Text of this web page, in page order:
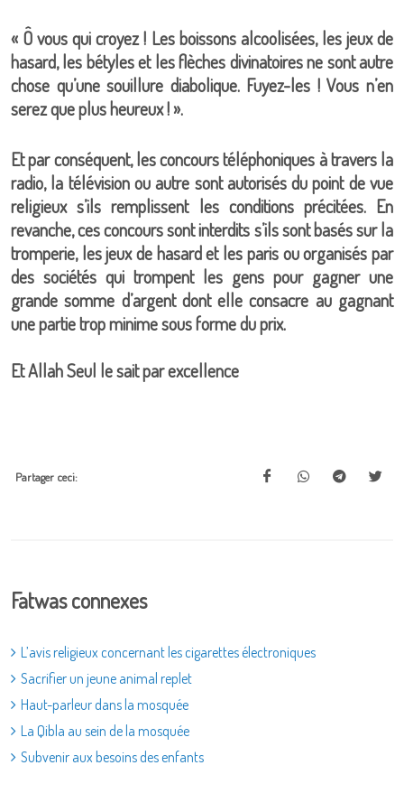
« Ô vous qui croyez ! Les boissons alcoolisées, les jeux de
hasard, les bétyles et les flèches divinatoires ne sont autre
chose qu’une souillure diabolique. Fuyez-les ! Vous n’en
serez que plus heureux ! ».
Et par conséquent, les concours téléphoniques à travers la
radio, la télévision ou autre sont autorisés du point de vue
religieux s’ils remplissent les conditions précitées. En
revanche, ces concours sont interdits s’ils sont basés sur la
tromperie, les jeux de hasard et les paris ou organisés par
des sociétés qui trompent les gens pour gagner une
grande somme d’argent dont elle consacre au gagnant
une partie trop minime sous forme du prix.
Et Allah Seul le sait par excellence
Partager ceci:
Fatwas connexes
L’avis religieux concernant les cigarettes électroniques
Sacrifier un jeune animal replet
Haut-parleur dans la mosquée
La Qibla au sein de la mosquée
Subvenir aux besoins des enfants